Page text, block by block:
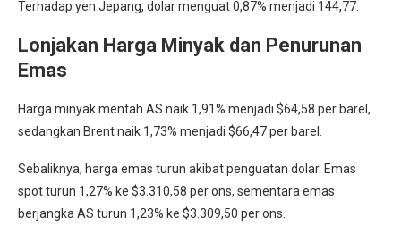
Terhadap yen Jepang, dolar menguat 0,87% menjadi 144,77.
Lonjakan Harga Minyak dan Penurunan
Emas
Harga minyak mentah AS naik 1,91% menjadi $64,58 per barel,
sedangkan Brent naik 1,73% menjadi $66,47 per barel.
Sebaliknya, harga emas turun akibat penguatan dolar. Emas
spot turun 1,27% ke $3.310,58 per ons, sementara emas
berjangka AS turun 1,23% ke $3.309,50 per ons.